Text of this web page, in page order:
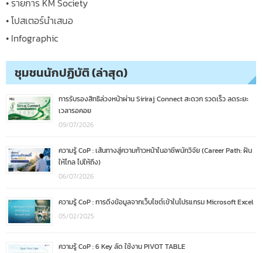
• รายการ KM Society
• โปสเตอร์นำเสนอ
• Infographic
ชุมชนนักปฏิบัติ (ล่าสุด)
การรับรองสิทธิล่วงหน้าผ่าน Siriraj Connect สะดวก รวดเร็ว ลดระยะ
เวลารอคอย
09/07/2026
ความรู้ CoP : เส้นทางสู่ความก้าวหน้าในอาชีพนักวิจัย (Career Path: ฝัน
ให้ไกล ไปให้ถึง)
06/07/2026
ความรู้ CoP : การดึงข้อมูลจากเว็บไซต์เข้าในโปรแกรม Microsoft Excel
05/02/2025
ความรู้ CoP : 6 Key ลัด ใช้งาน PIVOT TABLE